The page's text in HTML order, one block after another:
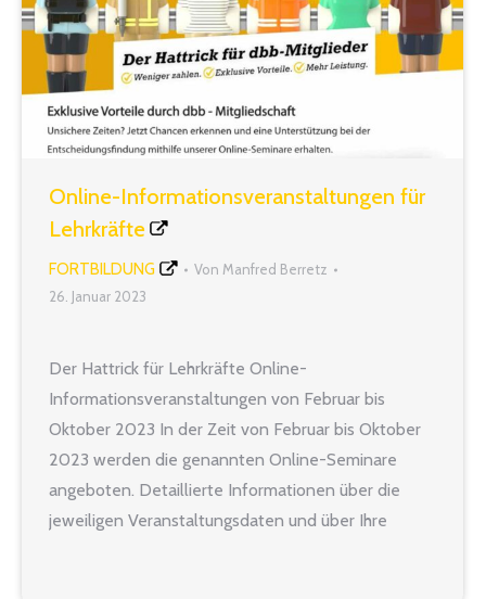
Online-Informationsveranstaltungen für
Lehrkräfte
FORTBILDUNG Von Manfred Berretz
26. Januar 2023
Der Hattrick für Lehrkräfte Online-
Informationsveranstaltungen von Februar bis
Oktober 2023 In der Zeit von Februar bis Oktober
2023 werden die genannten Online-Seminare
angeboten. Detaillierte Informationen über die
jeweiligen Veranstaltungsdaten und über Ihre